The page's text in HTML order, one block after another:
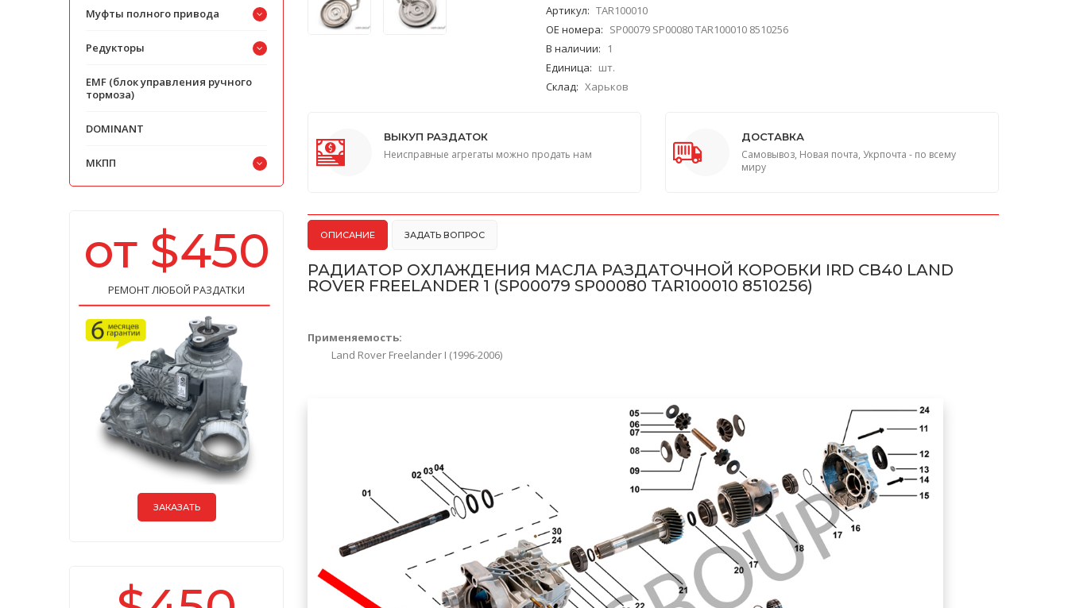
Артикул: TAR100010
ОЕ номера: SP00079 SP00080 TAR100010 8510256
В наличии:
1
Единица: шт.
Склад: Харьков
ВЫКУП РАЗДАТОК
Неисправные агрегаты можно продать нам
ДОСТАВКА
Самовывоз, Новая почта, Укрпочта - по всему
миру
ОПИСАНИЕ ЗАДАТЬ ВОПРОС
РАДИАТОР ОХЛАЖДЕНИЯ МАСЛА РАЗДАТОЧНОЙ КОРОБКИ IRD CB40 LAND
ROVER FREELANDER 1 (SP00079 SP00080 TAR100010 8510256)
Применяемость:
Land Rover Freelander I (1996-2006)
Муфты полного привода
Редукторы
EMF (блок управления ручного
тормоза)
DOMINANT
МКПП
от $450
РЕМОНТ ЛЮБОЙ РАЗДАТКИ
ЗАКАЗАТЬ